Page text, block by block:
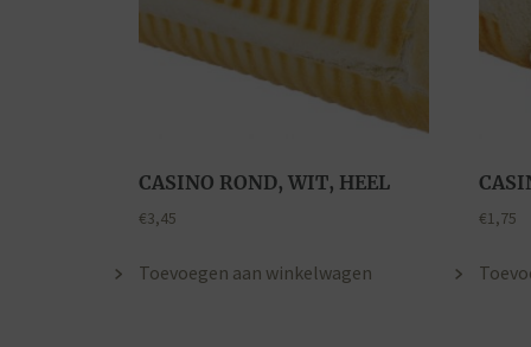
CASINO ROND, WIT, HEEL
€3,45
Toevoegen aan winkelwagen
€1,75